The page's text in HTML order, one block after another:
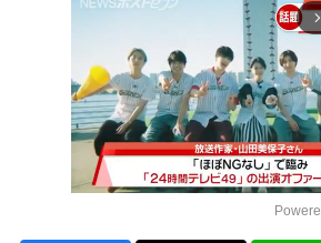
arrow_forward_ios